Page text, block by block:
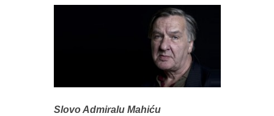
Slovo Admiralu Mahiću